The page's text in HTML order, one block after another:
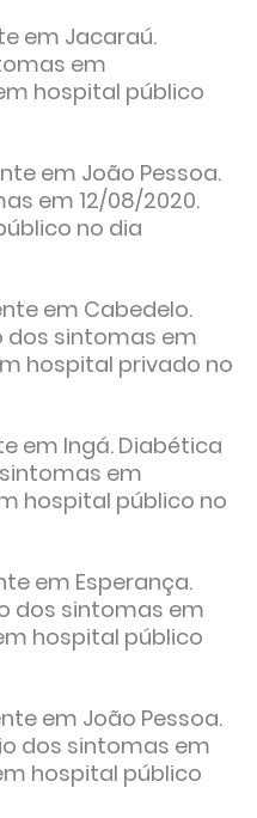
em Jacaraú.
em
hospital público
em João Pessoa.
em 12/08/2020.
no dia
em Cabedelo.
dos sintomas em
hospital privado no
em Ingá. Diabética
em
hospital público no
em Esperança.
dos sintomas em
hospital público
em João Pessoa.
dos sintomas em
hospital público